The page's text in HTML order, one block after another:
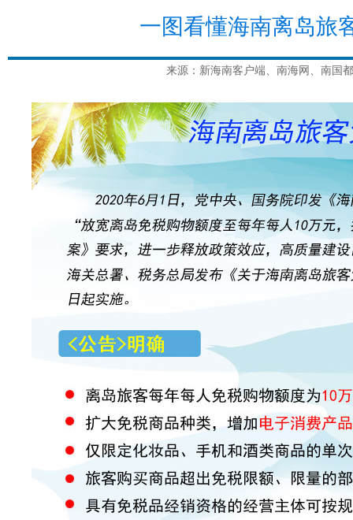
一图看懂海南离岛旅
来源：新海南客户端、南海网、南国